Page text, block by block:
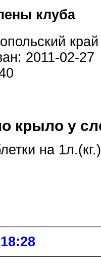
клуба
край
2011-02-27
крыло у
на